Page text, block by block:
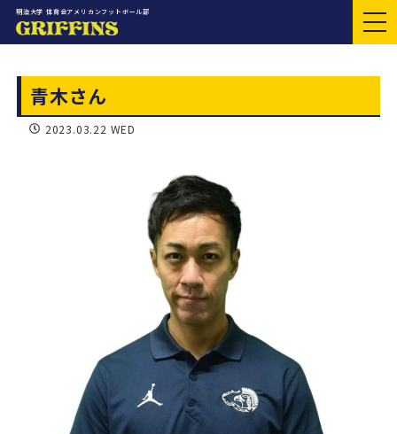
明治大学 体育会アメリカンフットボール部
青木さん
2023.03.22 WED